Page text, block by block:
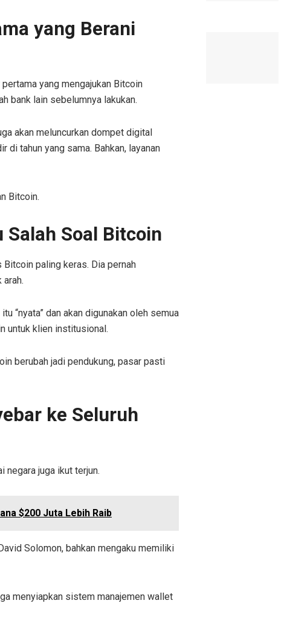
yang Berani
yang mengajukan Bitcoin
bank lain sebelumnya lakukan.
akan meluncurkan dompet digital
di tahun yang sama. Bahkan, layanan
Bitcoin.
Soal Bitcoin
paling keras. Dia pernah
“nyata” dan akan digunakan oleh semua
untuk klien institusional.
berubah jadi pendukung, pasar pasti
ke Seluruh
negara juga ikut terjun.
$200 Juta Lebih Raib
Solomon, bahkan mengaku memiliki
menyiapkan sistem manajemen wallet